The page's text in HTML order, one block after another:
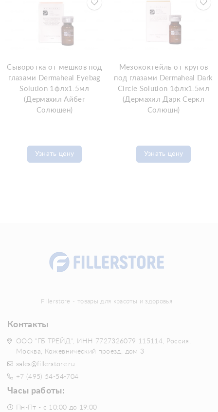
Сыворотка от мешков под
глазами Dermaheal Eyebag
Solution 1флx1.5мл
(Дермахил Айбег
Солюшен)
Узнать цену
Мезококтейль от кругов
под глазами Dermaheal Dark
Circle Solution 1флx1.5мл
(Дермахил Дарк Серкл
Солюшн)
Узнать цену
Fillerstore - товары для красоты и здоровья
Контакты
ООО "ГБ ТРЕЙД", ИНН 7727326079 115114, Россия,
Москва, Кожевнический проезд, дом 3
sales@fillerstore.ru
+7 (495) 54-54-704
Часы работы:
Пн-Пт - с 10:00 до 19:00